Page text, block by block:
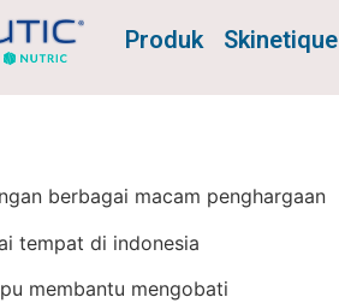
Produk Skinetique
berbagai macam penghargaan
tempat di indonesia
membantu mengobati